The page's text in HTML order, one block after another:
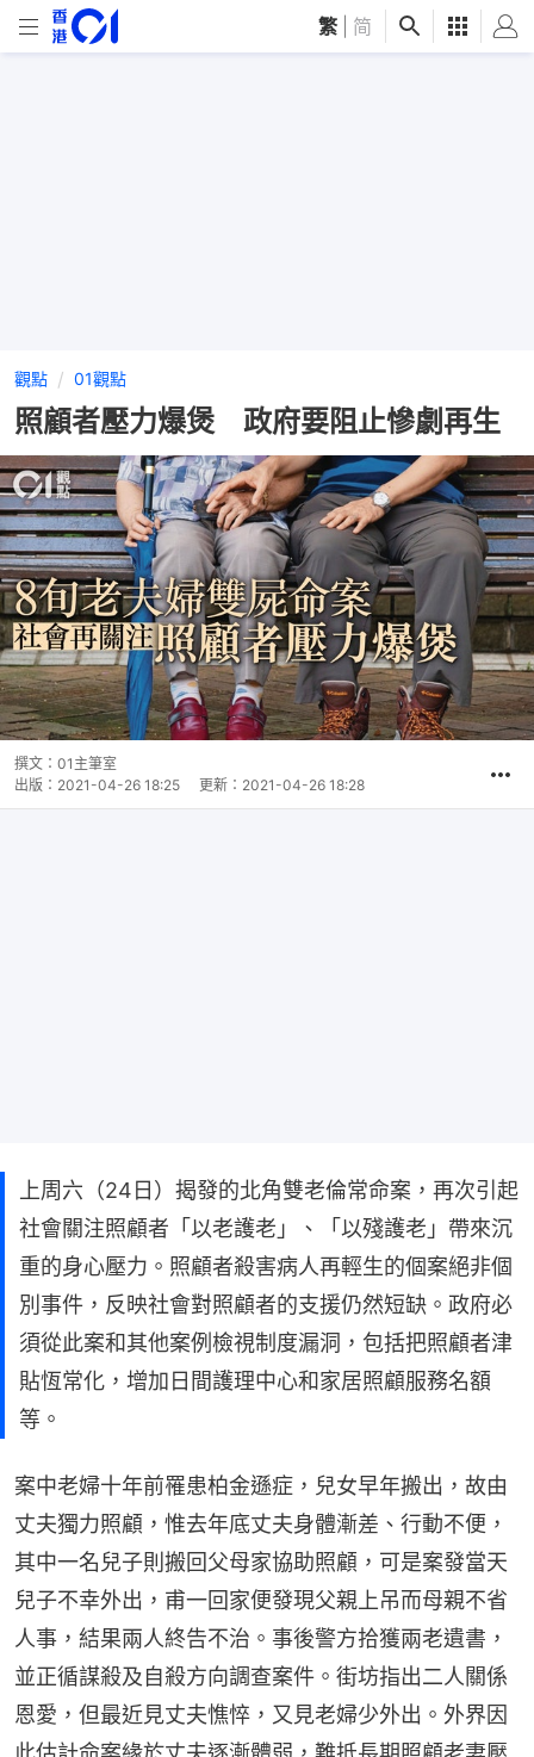
繁 简
觀點 01觀點
照顧者壓力爆煲 政府要阻止慘劇再生
撰文： 01主筆室
出版： 2021-04-26 18:25 更新： 2021-04-26 18:28
上周六（24日）揭發的北角雙老倫常命案，再次引起
社會關注照顧者「以老護老」、「以殘護老」帶來沉
重的身心壓力。照顧者殺害病人再輕生的個案絕非個
別事件，反映社會對照顧者的支援仍然短缺。政府必
須從此案和其他案例檢視制度漏洞，包括把照顧者津
貼恆常化，增加日間護理中心和家居照顧服務名額
等。
案中老婦十年前罹患柏金遜症，兒女早年搬出，故由
丈夫獨力照顧，惟去年底丈夫身體漸差、行動不便，
其中一名兒子則搬回父母家協助照顧，可是案發當天
兒子不幸外出，甫一回家便發現父親上吊而母親不省
人事，結果兩人終告不治。事後警方拾獲兩老遺書，
並正循謀殺及自殺方向調查案件。街坊指出二人關係
恩愛，但最近見丈夫憔悴，又見老婦少外出。外界因